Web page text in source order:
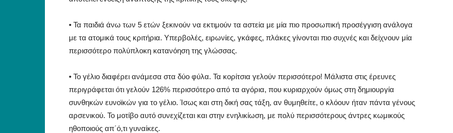
• Τα παιδιά άνω των 5 ετών ξεκινούν να εκτιμούν τα αστεία με μία πιο προσωπική προσέγγιση ανάλογα
με τα ατομικά τους κριτήρια. Υπερβολές, ειρωνίες, γκάφες, πλάκες γίνονται πιο συχνές και δείχνουν μία
περισσότερο πολύπλοκη κατανόηση της γλώσσας.
• Το γέλιο διαφέρει ανάμεσα στα δύο φύλα. Τα κορίτσια γελούν περισσότερο! Μάλιστα στις έρευνες
περιγράφεται ότι γελούν 126% περισσότερο από τα αγόρια, που κυριαρχούν όμως στη δημιουργία
συνθηκών ευνοϊκών για το γέλιο. Ίσως και στη δική σας τάξη, αν θυμηθείτε, ο κλόουν ήταν πάντα γένους
αρσενικού. Το μοτίβο αυτό συνεχίζεται και στην ενηλικίωση, με πολύ περισσότερους άντρες κωμικούς
ηθοποιούς απ΄ό,τι γυναίκες.